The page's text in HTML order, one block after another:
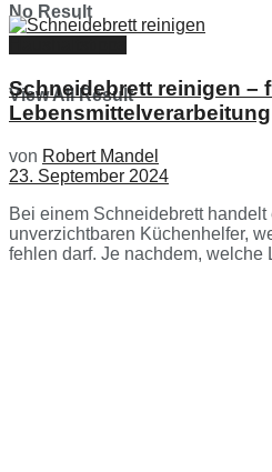
No Result
View All Result
Schneidebrett reinigen –
Lebensmittelverarbeitung
von Robert Mandel
23. September 2024
Bei einem Schneidebrett handelt
unverzichtbaren Küchenhelfer,
fehlen darf. Je nachdem, welche